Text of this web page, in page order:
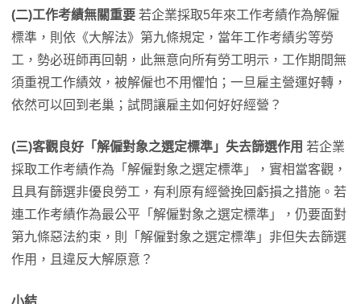
(二)工作考績無關重要 若企業採取5年來工作考績作為解僱
標準，則依《大解法》第九條規定，當年工作考績劣等勞
工，勢必班師再回朝，此無意向所有勞工明示，工作期間無
須重視工作績效，被解僱也不用懼怕；一旦雇主營運好轉，
依然可以回到老巢；試問讓雇主如何好好經營？
(三)客觀良好「解僱對象之選定標準」失去篩選作用 若企業
採取工作考績作為「解僱對象之選定標準」，實相當客觀，
且具有篩選非優良勞工，有利原有經營挽回虧損之措施。若
連工作考績作為最公平「解僱對象之選定標準」，仍要面對
第九條惡法約束，則「解僱對象之選定標準」非但失去篩選
作用，且違反大解原意？
小結